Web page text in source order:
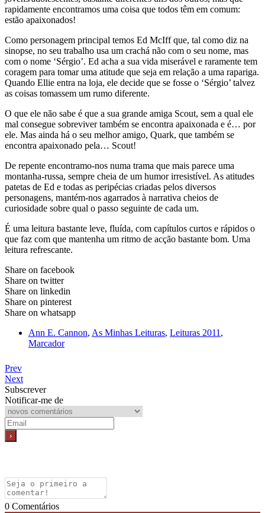
rapidamente encontramos uma coisa que todos têm em comum:
estão apaixonados!
Como personagem principal temos Ed McIff que, tal como diz na
sinopse, no seu trabalho usa um crachá não com o seu nome, mas
com o nome ‘Sérgio’. Ed acha a sua vida miserável e raramente tem
coragem para tomar uma atitude que seja em relação a uma rapariga.
Quando Ellie entra na loja, ele decide que se fosse o ‘Sérgio’ talvez
as coisas tomassem um rumo diferente.
O que ele não sabe é que a sua grande amiga Scout, sem a qual ele
mal consegue sobreviver também se encontra apaixonada e é… por
ele. Mas ainda há o seu melhor amigo, Quark, que também se
encontra apaixonado pela… Scout!
De repente encontramo-nos numa trama que mais parece uma
montanha-russa, sempre cheia de um humor irresistível. As atitudes
patetas de Ed e todas as peripécias criadas pelos diversos
personagens, mantém-nos agarrados à narrativa cheios de
curiosidade sobre qual o passo seguinte de cada um.
É uma leitura bastante leve, fluída, com capítulos curtos e rápidos o
que faz com que mantenha um ritmo de acção bastante bom. Uma
leitura refrescante.
Share on facebook
Share on twitter
Share on linkedin
Share on pinterest
Share on whatsapp
Ann E. Cannon, As Minhas Leituras, Leituras 2011 ,
Marcador
Prev
Next
Subscrever
Notificar-me de
0 Comentários